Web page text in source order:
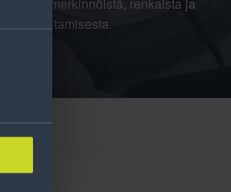
huoltamisesta.